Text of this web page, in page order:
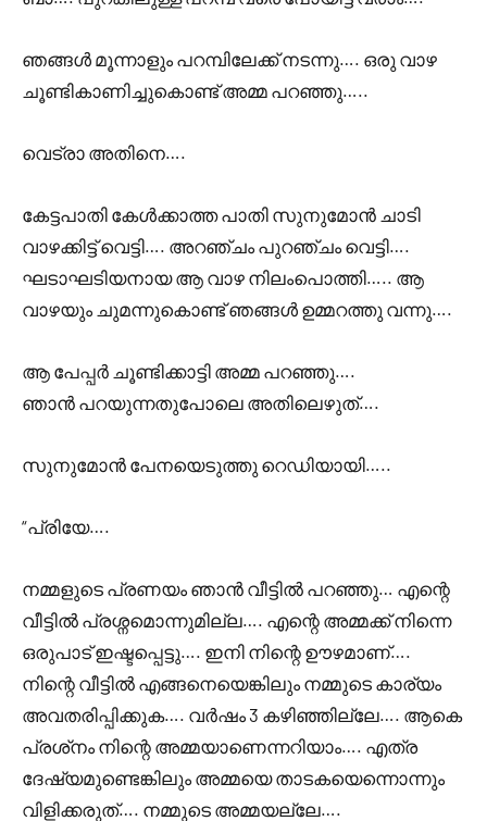
ഞങ്ങൾ മൂന്നാളും പറമ്പിലേക്ക് നടന്നു…. ഒരു വാഴ
ചൂണ്ടികാണിച്ചുകൊണ്ട് അമ്മ പറഞ്ഞു…..
വെട്രാ അതിനെ….
കേട്ടപാതി കേൾക്കാത്ത പാതി സുനുമോൻ ചാടി
വാഴക്കിട്ട് വെട്ടി…. അറഞ്ചം പുറഞ്ചം വെട്ടി….
ഘടാഘടിയനായ ആ വാഴ നിലംപൊത്തി….. ആ
വാഴയും ചുമന്നുകൊണ്ട് ഞങ്ങൾ ഉമ്മറത്തു വന്നു….
ആ പേപ്പർ ചൂണ്ടിക്കാട്ടി അമ്മ പറഞ്ഞു….
ഞാൻ പറയുന്നതുപോലെ അതിലെഴുത്….
സുനുമോൻ പേനയെടുത്തു റെഡിയായി…..
“പ്രിയേ….
നമ്മളുടെ പ്രണയം ഞാൻ വീട്ടിൽ പറഞ്ഞു… എന്റെ
വീട്ടിൽ പ്രശ്നമൊന്നുമില്ല…. എന്റെ അമ്മക്ക് നിന്നെ
ഒരുപാട് ഇഷ്ടപ്പെട്ടു…. ഇനി നിന്റെ ഊഴമാണ്….
നിന്റെ വീട്ടിൽ എങ്ങനെയെങ്കിലും നമ്മുടെ കാര്യം
അവതരിപ്പിക്കുക…. വർഷം 3 കഴിഞ്ഞില്ലേ…. ആകെ
പ്രശ്‌നം നിന്റെ അമ്മയാണെന്നറിയാം…. എത്ര
ദേഷ്യമുണ്ടെങ്കിലും അമ്മയെ താടകയെന്നൊന്നും
വിളിക്കരുത്…. നമ്മുടെ അമ്മയല്ലേ….